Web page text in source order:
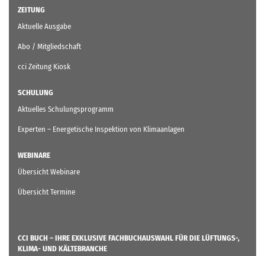
ZEITUNG
Aktuelle Ausgabe
Abo / Mitgliedschaft
cci Zeitung Kiosk
SCHULUNG
Aktuelles Schulungsprogramm
Experten – Energetische Inspektion von Klimaanlagen
WEBINARE
Übersicht Webinare
Übersicht Termine
CCI BUCH – IHRE EXKLUSIVE FACHBUCHAUSWAHL FÜR DIE LÜFTUNGS-,
KLIMA- UND KÄLTEBRANCHE